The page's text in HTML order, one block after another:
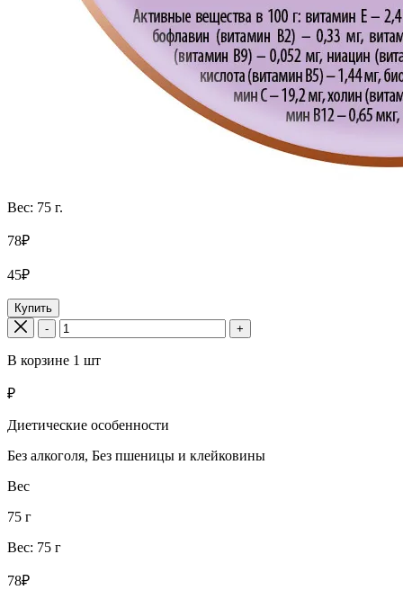
Вес: 75 г.
78₽
45₽
Купить
-
+
В корзине 1 шт
₽
Диетические особенности
Без алкоголя, Без пшеницы и клейковины
Вес
75 г
Вес: 75 г
78₽